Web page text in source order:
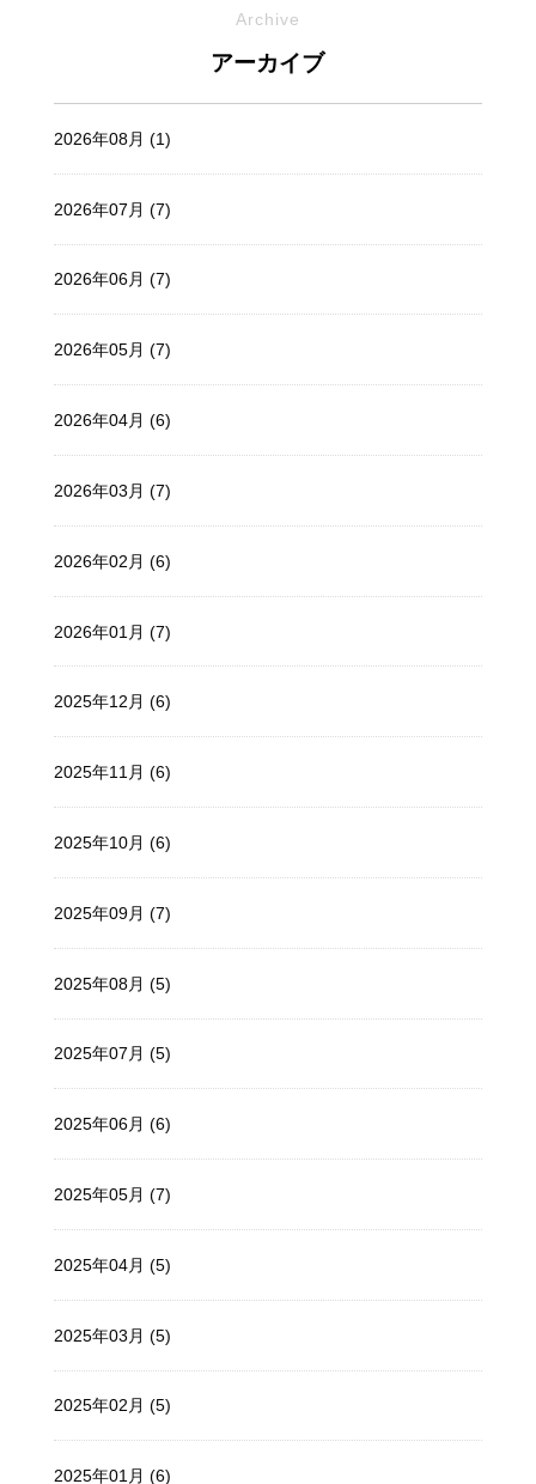
Archive
アーカイブ
2026年08月 (1)
2026年07月 (7)
2026年06月 (7)
2026年05月 (7)
2026年04月 (6)
2026年03月 (7)
2026年02月 (6)
2026年01月 (7)
2025年12月 (6)
2025年11月 (6)
2025年10月 (6)
2025年09月 (7)
2025年08月 (5)
2025年07月 (5)
2025年06月 (6)
2025年05月 (7)
2025年04月 (5)
2025年03月 (5)
2025年02月 (5)
2025年01月 (6)